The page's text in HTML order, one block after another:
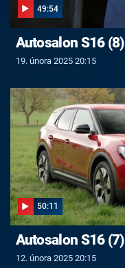
49:54
Autosalon S16 (8)
19. února 2025 20:15
50:11
Autosalon S16 (7)
12. února 2025 20:15